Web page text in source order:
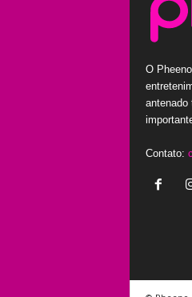
O
antenado
Contato: